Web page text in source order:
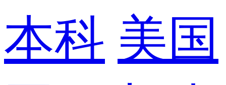
本科 美国